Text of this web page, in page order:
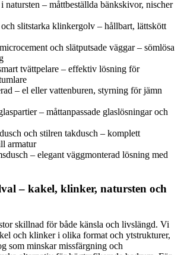
natursten – måttbeställda bänkskivor, nischer
slitstarka klinkergolv – hållbart, lättskött
och slätputsade väggar – sömlösa
tvättpelare – effektiv lösning för
– el eller vattenburen, styrning för jämn
– måttanpassade glaslösningar och
och stilren takdusch – komplett
armatur
– elegant väggmonterad lösning med
– kakel, klinker, natursten och
skillnad för både känsla och livslängd. Vi
och klinker i olika format och ytstrukturer,
som minskar missfärgning och